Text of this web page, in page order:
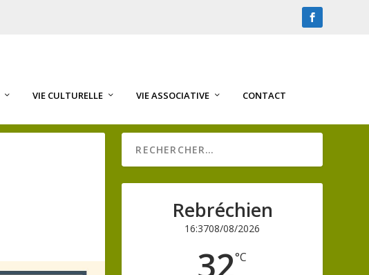
VIE CULTURELLE VIE ASSOCIATIVE CONTACT
Rebréchien
16:3708/08/2026
32°C